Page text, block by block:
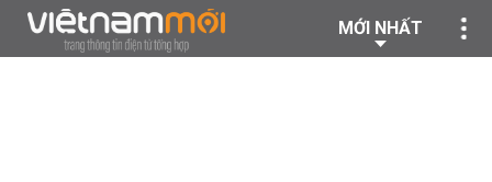
MỚI NHẤT